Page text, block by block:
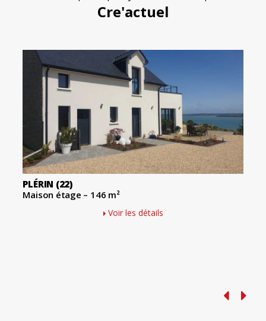
Cre'actuel
PLÉRIN (22)
Maison étage – 146 m²
Voir les détails